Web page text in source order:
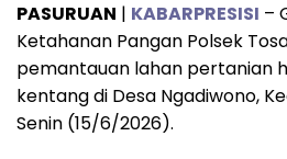
PASURUAN | KABARPRESISI –
Ketahanan Pangan Polsek
pemantauan lahan pertanian
kentang di Desa Ngadiwono,
Senin (15/6/2026).